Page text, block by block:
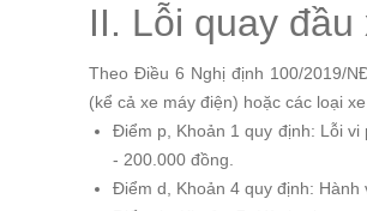
II. Lỗi quay đầu
Theo Điều 6 Nghị định 100/2019/
(kể cả xe máy điện) hoặc các loại
Điểm p, Khoản 1 quy định: Lỗi
- 200.000 đồng.
Điểm d, Khoản 4 quy định: